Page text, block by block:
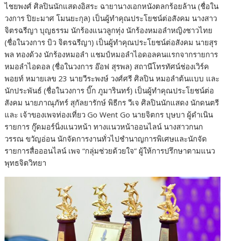
ไชยพงศ์ ศิลปินนักแสดงอิสระ ฉายานางเอกหนังตลกร้อยล้าน (ชื่อใน
วงการ ปิยะมาศ โมนยะกุล) เป็นผู้ทำคุณประโยชน์ต่อสังคม นางสาว
จิตรฉรีญา บุญธรรม นักร้องแนวลูกทุ่ง นักร้องหมอลำหญิงชาวไทย
(ชื่อในวงการ บิว จิตรฉรีญา) เป็นผู้ทำคุณประโยชน์ต่อสังคม นายสุร
พล ทองด้วง นักร้องหมอลำ แชมป์หมอลำไอดอลคนแรกจากรายการ
หมอลำไอดอล (ชื่อในวงการ อ๊อฟ สุรพล) สถานีโทรทัศน์ช่องเวิร์ค
พอยท์ หมายเลข 23 นายวีระพงษ์ วงศ์ศรี ศิลปิน หมอลำต้นแบบ และ
นักประพันธ์ (ชื่อในวงการ บิ๊ก ภูมารินทร์) เป็นผู้ทำคุณประโยชน์ต่อ
สังคม นายภาณุภัทร์ สุกัลยารักษ์ พิธีกร วีเจ ศิลปินนักแสดง นักดนตรี
และ เจ้าของเพจท่องเที่ยว Go Went Go นายจิตกร บุษบา ผู้ดำเนิน
รายการ กู๊ดมอร์นิ่งแนวหน้า ทางแนวหน้าออนไลน์ นางสาวกนก
วรรณ ขวัญอ่อน นักจัดการงานทั่วไปชำนาญการพิเศษและนักจัด
รายการสื่อออนไลน์ เพจ “กลุ่มช่วยด้วยใจ” ผู้ให้การปรึกษาตามแนว
พุทธจิตวิทยา